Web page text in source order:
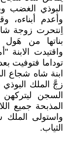
البوذي الغضب
وأعدم أبناءه،
اِنتحرت زوجة
بناتها من هَول
واقتيدت الابنة
توداما فتوفيت
ابنة شاه شجاع
زجَّ الملك البوذي
السجن
المذبحة جميع
واستولى الملك
الثياب.